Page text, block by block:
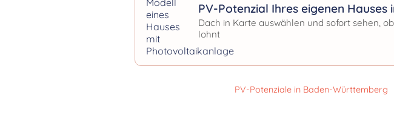
PV-Potenzial Ihres eigenen Hauses
Dach in Karte auswählen und sofort sehen,
lohnt
PV-Potenziale in Baden-Württemberg